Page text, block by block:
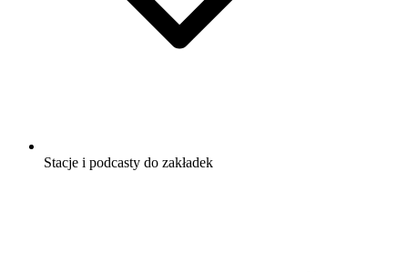
Stacje i podcasty do zakładek